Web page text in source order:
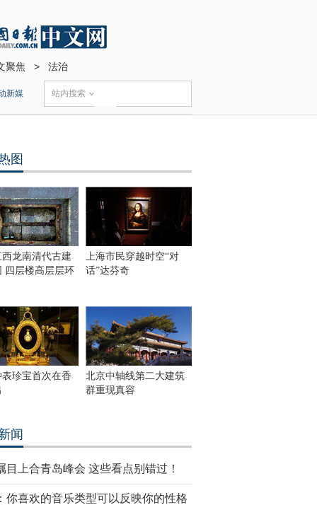
聚焦 > 法治
新媒 站内搜索
图
龙南清代古建
四层楼高层层环
上海市民穿越时空“对
话”达芬奇
珍宝首次在香
北京中轴线第二大建筑
群重现真容
闻
目上合青岛峰会 这些看点别错过！
你喜欢的音乐类型可以反映你的性格